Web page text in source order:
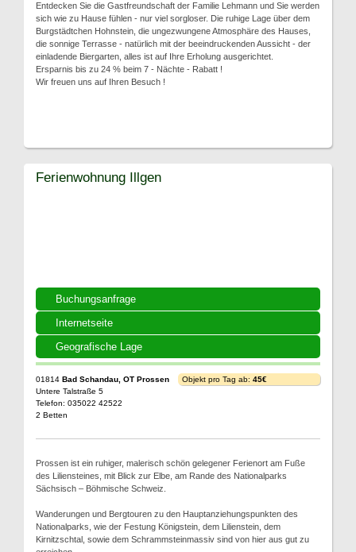
Entdecken Sie die Gastfreundschaft der Familie Lehmann und Sie werden
sich wie zu Hause fühlen - nur viel sorgloser. Die ruhige Lage über dem
Burgstädtchen Hohnstein, die ungezwungene Atmosphäre des Hauses,
die sonnige Terrasse - natürlich mit der beeindruckenden Aussicht - der
einladende Biergarten, alles ist auf Ihre Erholung ausgerichtet.
Ersparnis bis zu 24 % beim 7 - Nächte - Rabatt !
Wir freuen uns auf Ihren Besuch !
Buchungsanfrage
Internetseite
Geografische Lage
Ferienwohnung Illgen
01814 Bad Schandau, OT Prossen
Untere Talstraße 5
Telefon: 035022 42522
2 Betten
Objekt pro Tag ab: 45€
Prossen ist ein ruhiger, malerisch schön gelegener Ferienort am Fuße
des Liliensteines, mit Blick zur Elbe, am Rande des Nationalparks
Sächsisch – Böhmische Schweiz.
Wanderungen und Bergtouren zu den Hauptanziehungspunkten des
Nationalparks, wie der Festung Königstein, dem Lilienstein, dem
Kirnitzschtal, sowie dem Schrammsteinmassiv sind von hier aus gut zu